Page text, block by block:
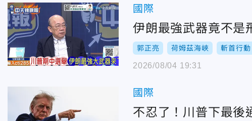
國際
伊朗最強武器竟不
郭正亮 荷姆茲海峽 斬首行動
2026/08/04 19:31
國際
不忍了！川普下最後